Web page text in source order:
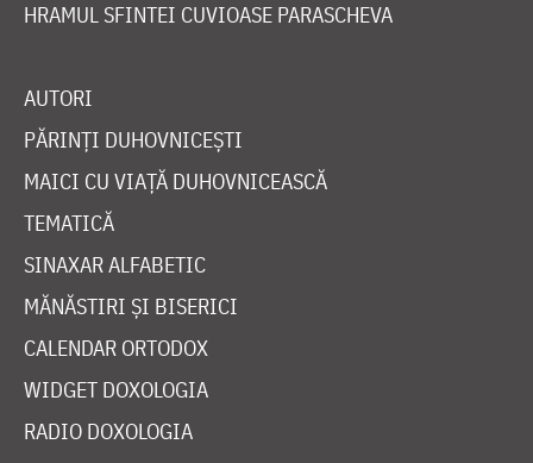
HRAMUL SFINTEI CUVIOASE PARASCHEVA
AUTORI
PĂRINȚI DUHOVNICEȘTI
MAICI CU VIAȚĂ DUHOVNICEASCĂ
TEMATICĂ
SINAXAR ALFABETIC
MĂNĂSTIRI ȘI BISERICI
CALENDAR ORTODOX
WIDGET DOXOLOGIA
RADIO DOXOLOGIA